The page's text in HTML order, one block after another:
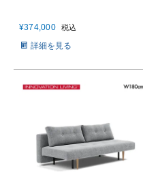
¥374,000 税込
詳細を見る